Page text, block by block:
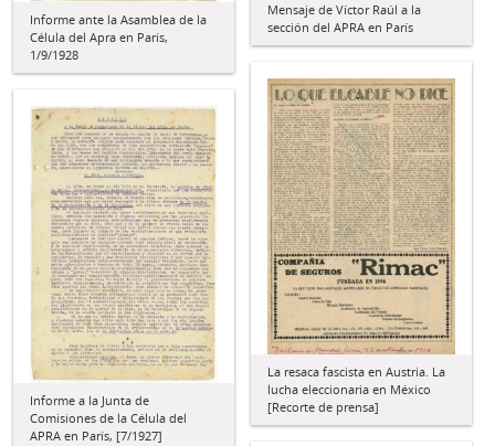
Mensaje de Víctor Raúl a la
sección del APRA en París
Informe ante la Asamblea de la
Célula del Apra en París,
1/9/1928
La resaca fascista en Austria. La
lucha eleccionaria en México
[Recorte de prensa]
Informe a la Junta de
Comisiones de la Célula del
APRA en París, [7/1927]